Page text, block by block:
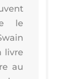
le
livre
au